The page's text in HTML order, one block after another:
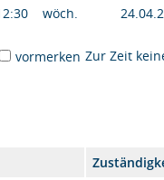
wöch.
vormerken Zur Zeit